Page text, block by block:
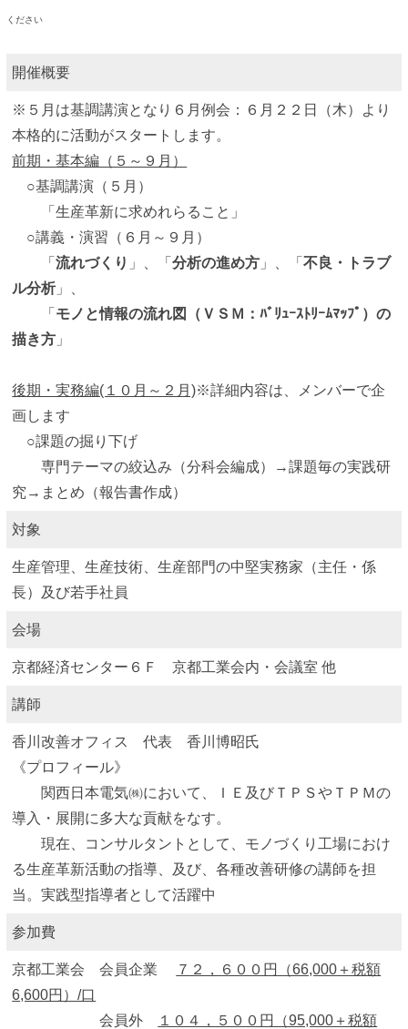
ください
開催概要
※５月は基調講演となり６月例会：６月２２日（木）より
本格的に活動がスタートします。
前期・基本編（５～９月）
○基調講演（５月）
「生産革新に求めれらること」
○講義・演習（６月～９月）
「流れづくり 」、「分析の進め方 」、「不良・トラブ
ル分析」、
「 モノと情報の流れ図（ＶＳＭ：ﾊﾞﾘｭｰｽﾄﾘｰﾑﾏｯﾌﾟ）の
描き方 」
後期・実務編(１０月～２月)※詳細内容は、メンバーで企
画します
○課題の掘り下げ
専門テーマの絞込み（分科会編成）→課題毎の実践研
究→まとめ（報告書作成）
対象
生産管理、生産技術、生産部門の中堅実務家（主任・係
長）及び若手社員
会場
京都経済センター６Ｆ 京都工業会内・会議室 他
講師
香川改善オフィス 代表 香川博昭氏
《プロフィール》
関西日本電気㈱において、ＩＥ及びＴＰＳやＴＰＭの
導入・展開に多大な貢献をなす。
現在、コンサルタントとして、モノづくり工場におけ
る生産革新活動の指導、及び、各種改善研修の講師を担
当。実践型指導者として活躍中
参加費
京都工業会 会員企業
７２，６００円（66,000＋税額
6,600円）/口
会員外
１０４，５００円（95,000＋税額